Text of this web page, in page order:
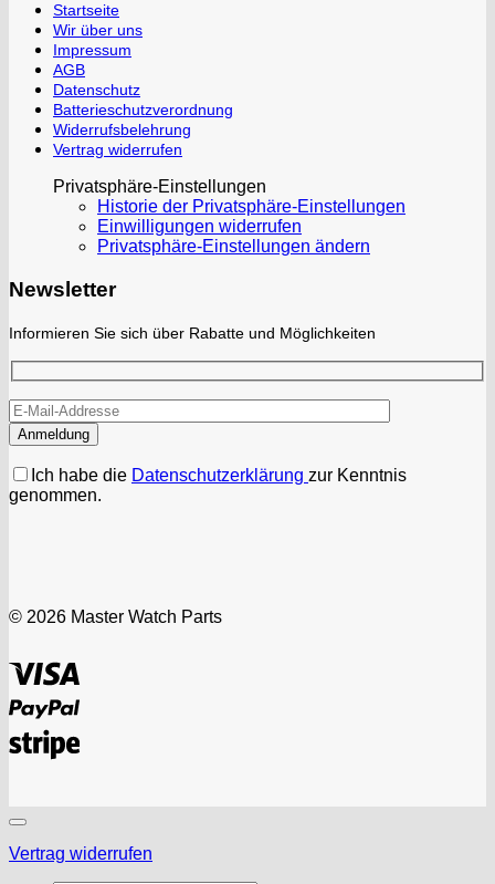
Startseite
Wir über uns
Impressum
AGB
Datenschutz
Batterieschutzverordnung
Widerrufsbelehrung
Vertrag widerrufen
Privatsphäre-Einstellungen
Historie der Privatsphäre-Einstellungen
Einwilligungen widerrufen
Privatsphäre-Einstellungen ändern
Newsletter
Informieren Sie sich über Rabatte und Möglichkeiten
Ich habe die Datenschutzerklärung zur Kenntnis
genommen.
© 2026 Master Watch Parts
PayPal
Stripe
Vertrag widerrufen